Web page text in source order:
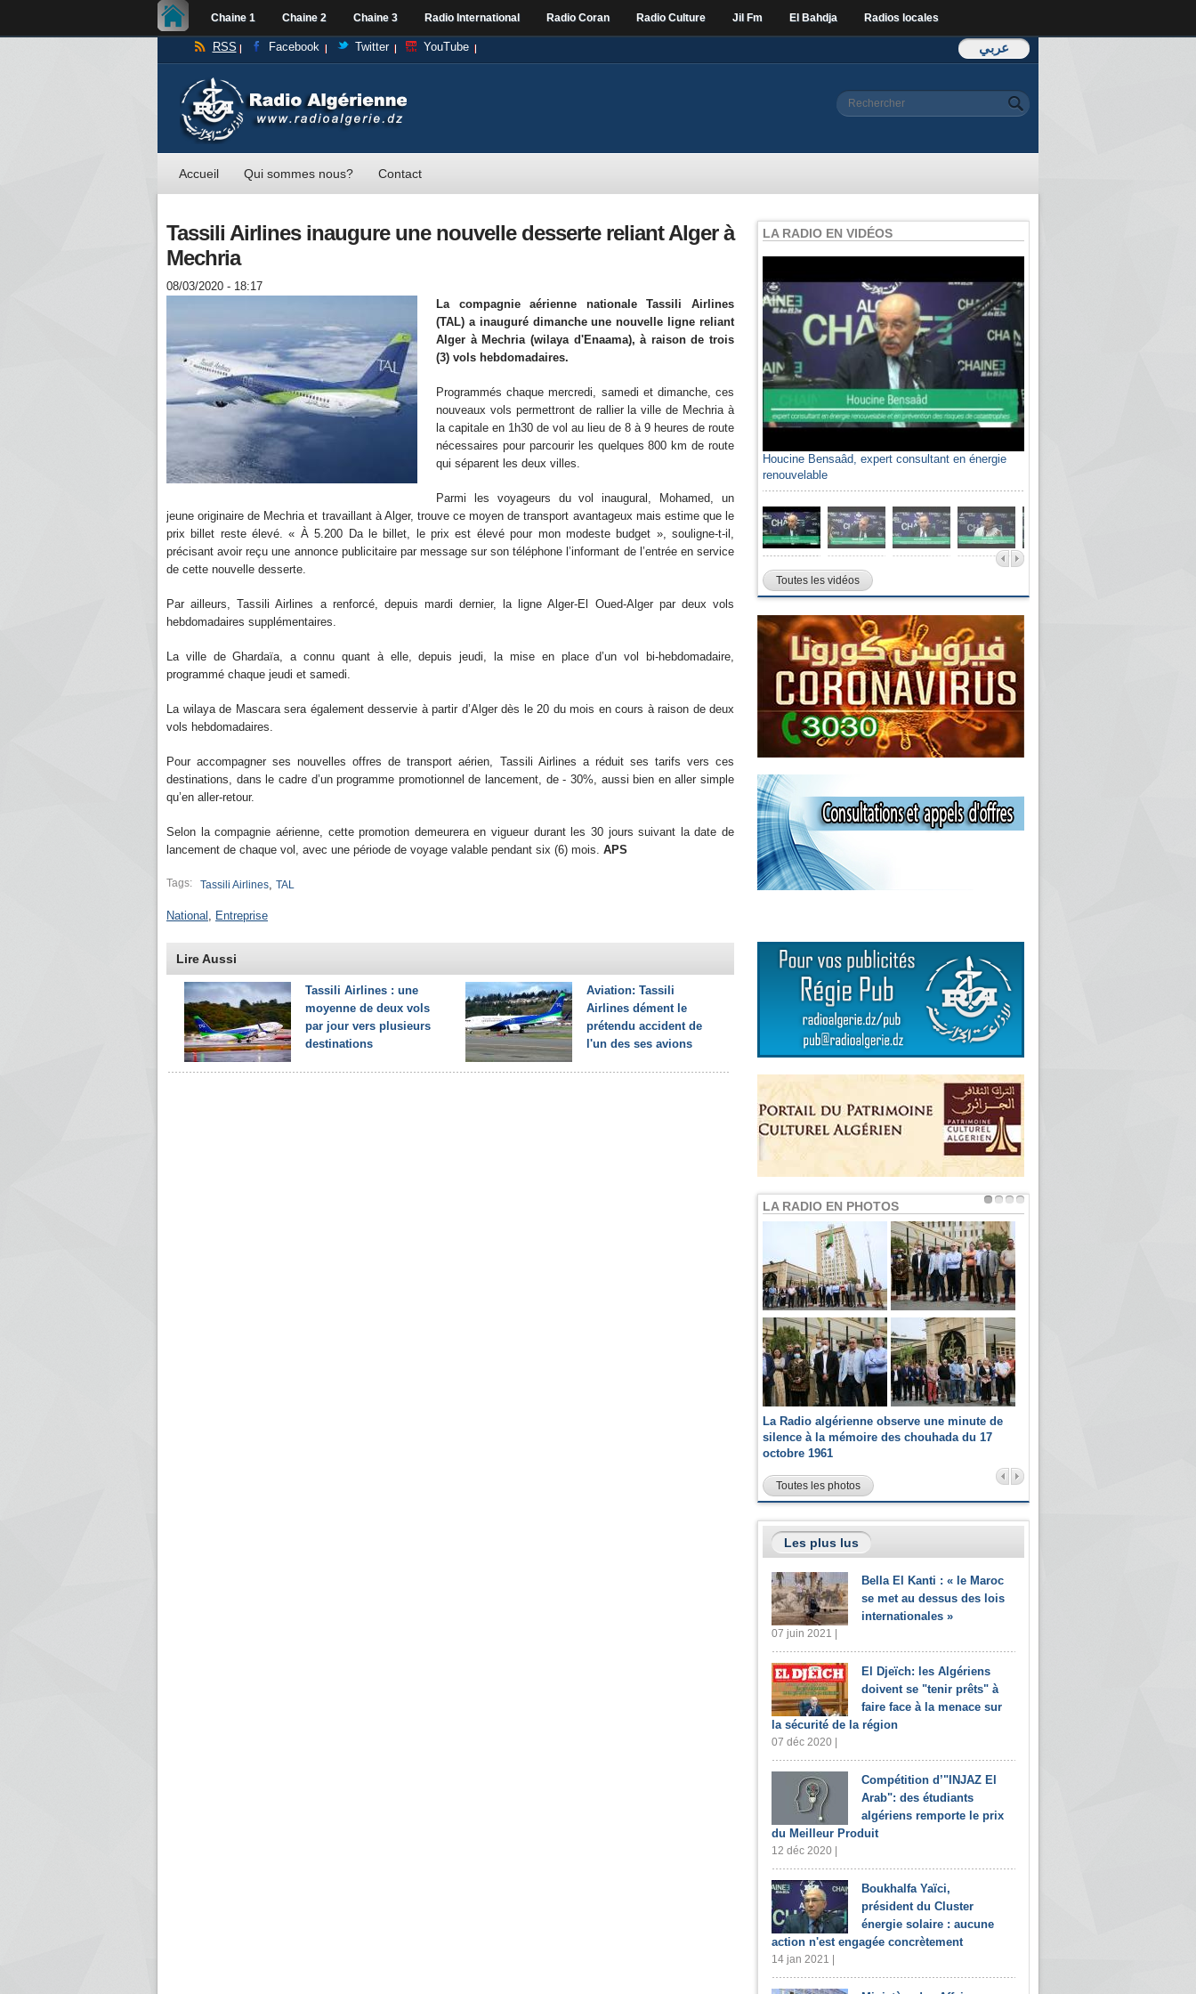
Chaine 1 Chaine 2 Chaine 3 Radio International Radio Coran Radio Culture Jil Fm El Bahdja Radios locales
عربي RSS Facebook Twitter YouTube
Formulaire de
Rechercher
Accueil Qui sommes nous? Contact
Tassili Airlines inaugure une nouvelle desserte reliant Alger à
Mechria
08/03/2020 - 18:17
La compagnie aérienne nationale Tassili Airlines
(TAL) a inauguré dimanche une nouvelle ligne reliant
Alger à Mechria (wilaya d'Enaama), à raison de trois
(3) vols hebdomadaires.
Programmés chaque mercredi, samedi et dimanche, ces
nouveaux vols permettront de rallier la ville de Mechria à
la capitale en 1h30 de vol au lieu de 8 à 9 heures de route
nécessaires pour parcourir les quelques 800 km de route
qui séparent les deux villes.
Parmi les voyageurs du vol inaugural, Mohamed, un
jeune originaire de Mechria et travaillant à Alger, trouve ce moyen de transport avantageux mais estime que le
prix billet reste élevé. « À 5.200 Da le billet, le prix est élevé pour mon modeste budget », souligne-t-il,
précisant avoir reçu une annonce publicitaire par message sur son téléphone l’informant de l’entrée en service
de cette nouvelle desserte.
Par ailleurs, Tassili Airlines a renforcé, depuis mardi dernier, la ligne Alger-El Oued-Alger par deux vols
hebdomadaires supplémentaires.
La ville de Ghardaïa, a connu quant à elle, depuis jeudi, la mise en place d’un vol bi-hebdomadaire,
programmé chaque jeudi et samedi.
La wilaya de Mascara sera également desservie à partir d’Alger dès le 20 du mois en cours à raison de deux
vols hebdomadaires.
Pour accompagner ses nouvelles offres de transport aérien, Tassili Airlines a réduit ses tarifs vers ces
destinations, dans le cadre d’un programme promotionnel de lancement, de - 30%, aussi bien en aller simple
qu’en aller-retour.
Selon la compagnie aérienne, cette promotion demeurera en vigueur durant les 30 jours suivant la date de
lancement de chaque vol, avec une période de voyage valable pendant six (6) mois. APS
Tags: Tassili Airlines, TAL
National , Entreprise
Lire Aussi
Tassili Airlines : une
moyenne de deux vols
par jour vers plusieurs
destinations
Aviation: Tassili
Airlines dément le
prétendu accident de
l'un des ses avions
LA RADIO EN VIDÉOS
Houcine Bensaâd, expert consultant en énergie
renouvelable
Toutes les vidéos
LA RADIO EN PHOTOS
La Radio algérienne observe une minute de
silence à la mémoire des chouhada du 17
octobre 1961
Toutes les photos
Les plus lus
Bella El Kanti : « le Maroc
se met au dessus des lois
internationales »
07 juin 2021 |
El Djeïch: les Algériens
doivent se "tenir prêts" à
faire face à la menace sur
la sécurité de la région
07 déc 2020 |
Compétition d’"INJAZ El
Arab": des étudiants
algériens remporte le prix
du Meilleur Produit
12 déc 2020 |
Boukhalfa Yaïci,
président du Cluster
énergie solaire : aucune
action n'est engagée concrètement
14 jan 2021 |